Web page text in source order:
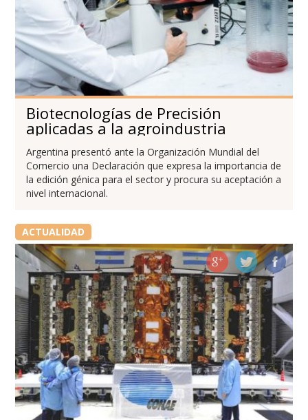
Biotecnologías de Precisión
aplicadas a la agroindustria
Argentina presentó ante la Organización Mundial del
Comercio una Declaración que expresa la importancia de
la edición génica para el sector y procura su aceptación a
nivel internacional.
ACTUALIDAD